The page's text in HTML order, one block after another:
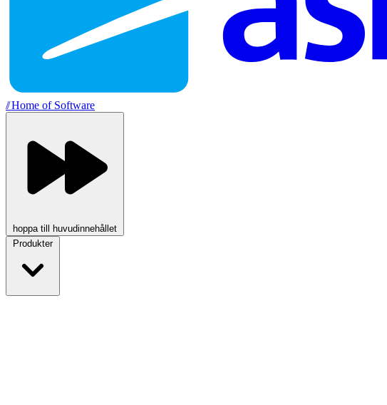
//Home of Software
hoppa till huvudinnehållet
Produkter